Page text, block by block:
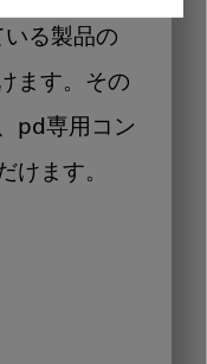
る製品の
ます。その
pd専用コン
けます。